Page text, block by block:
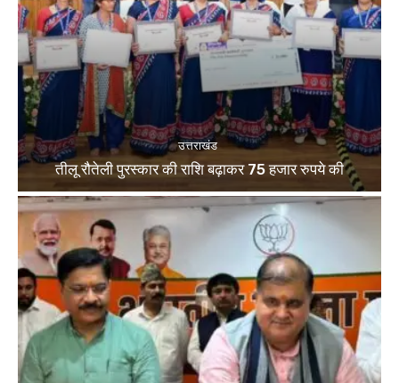
उत्तराखंड
तीलू रौतेली पुरस्कार की राशि बढ़ाकर 75 हजार रुपये की